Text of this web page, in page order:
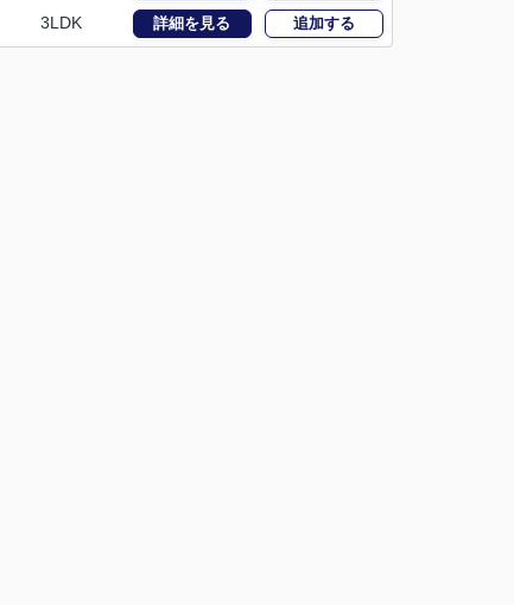
3LDK 詳細を見る 追加する